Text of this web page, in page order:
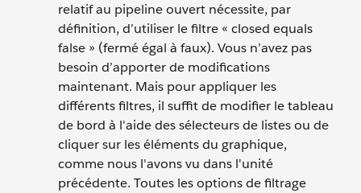
relatif au pipeline ouvert nécessite, par
définition, d’utiliser le filtre « closed equals
false » (fermé égal à faux). Vous n’avez pas
besoin d’apporter de modifications
maintenant. Mais pour appliquer les
différents filtres, il suffit de modifier le tableau
de bord à l'aide des sélecteurs de listes ou de
cliquer sur les éléments du graphique,
comme nous l'avons vu dans l'unité
précédente. Toutes les options de filtrage